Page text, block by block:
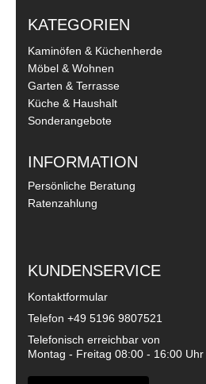
KATEGORIEN
Kaminöfen & Küchenherde
Möbel & Wohnen
Garten & Terrasse
Küche & Haushalt
Sonderangebote
INFORMATION
Persönliche Beratung
Ratenzahlung
KUNDENSERVICE
Kontaktformular
Telefon +49 5196 9807521
Telefonisch erreichbar von
Montag - Freitag 08:00 - 16:00 Uhr